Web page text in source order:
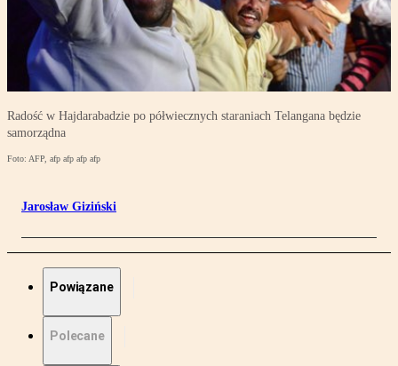
Radość w Hajdarabadzie po półwiecznych staraniach Telangana będzie
samorządna
Foto: AFP, afp afp afp afp
Jarosław Giziński
Powiązane
Polecane